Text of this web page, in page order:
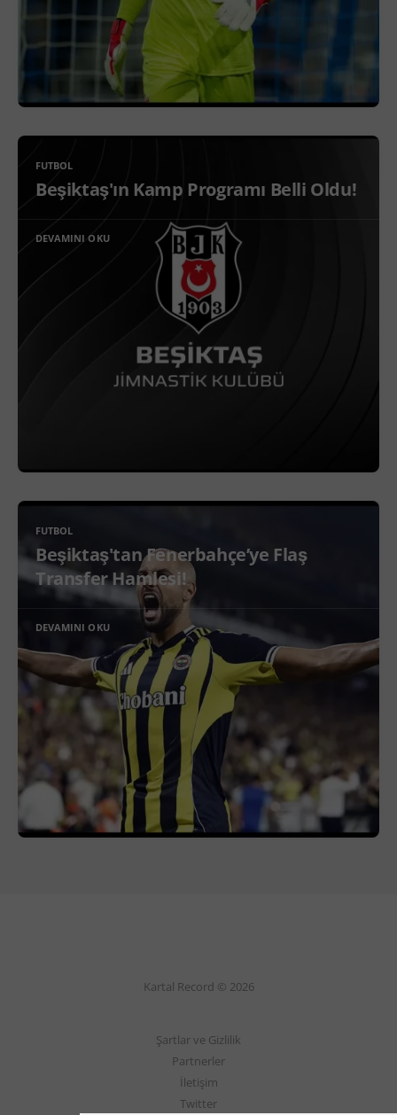
FUTBOL
Beşiktaş'ın Kamp Programı Belli Oldu!
DEVAMINI OKU
FUTBOL
Beşiktaş'tan Fenerbahçe’ye Flaş
Transfer Hamlesi!
DEVAMINI OKU
Kartal Record © 2026
Şartlar ve Gizlilik
Partnerler
İletişim
Twitter